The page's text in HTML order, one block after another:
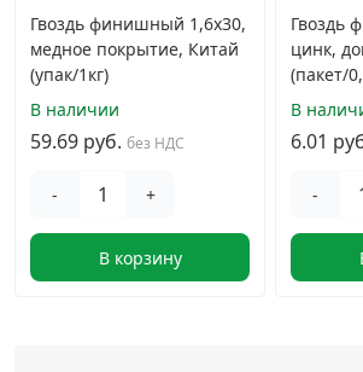
Гвоздь финишный 1,6х30,
медное покрытие, Китай
(упак/1кг)
В наличии
59.69 руб. без НДС
- +
В корзину
Гвоздь
цинк,
(пакет/
В
6.01
-